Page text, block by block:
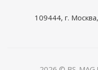
109444, г.